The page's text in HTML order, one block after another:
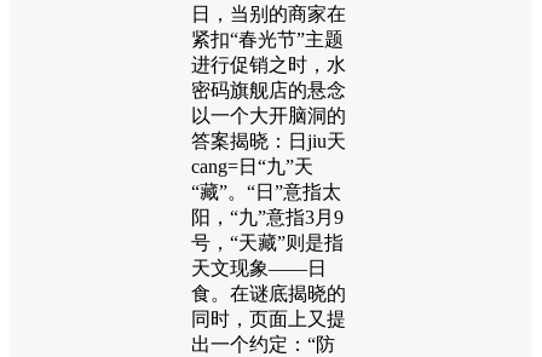
日，当别的商家在
紧扣“春光节”主题
进行促销之时，水
密码旗舰店的悬念
以一个大开脑洞的
答案揭晓：日jiu天
cang=日“九”天
“藏”。“日”意指太
阳，“九”意指3月9
号，“天藏”则是指
天文现象——日
食。在谜底揭晓的
同时，页面上又提
出一个约定：“防